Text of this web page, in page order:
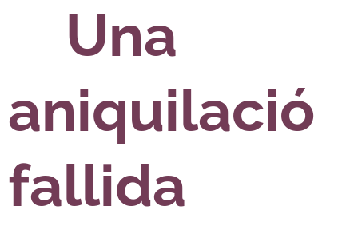
Una
aniquilació
fallida